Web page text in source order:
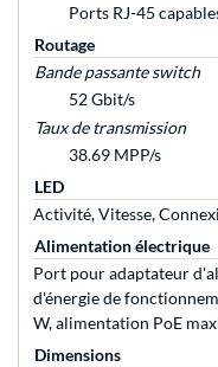
Ports RJ-45
Routage
Bande passante switch
52 Gbit/s
Taux de transmission
38.69 MPP/s
LED
Activité, Vitesse,
Alimentation électrique
Port pour adaptateur
d'énergie de
W, alimentation PoE
Dimensions